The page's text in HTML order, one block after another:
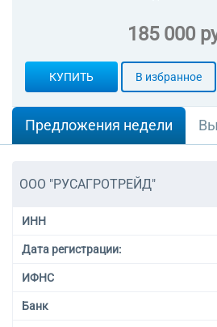
185 000
КУПИТЬ В избранное
Предложения недели
ООО "РУСАГРОТРЕЙД"
ИНН
Дата регистрации:
ИФНС
Банк